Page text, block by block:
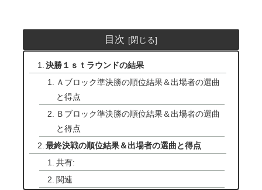
目次
決勝１ｓｔラウンドの結果
Ａブロック準決勝の順位結果＆出場者の選曲
と得点
Ｂブロック準決勝の順位結果＆出場者の選曲
と得点
最終決戦の順位結果＆出場者の選曲と得点
共有:
関連